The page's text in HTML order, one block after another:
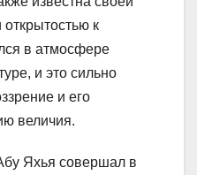
открытостью к
в атмосфере
и это сильно
и его
величия.
Яхья совершал в